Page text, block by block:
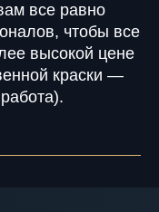
все равно
чтобы все
высокой цене
краски —